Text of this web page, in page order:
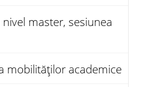
master, sesiunea
mobilităților academice